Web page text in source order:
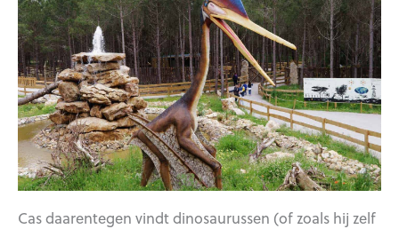
Cas daarentegen vindt dinosaurussen (of zoals hij zelf